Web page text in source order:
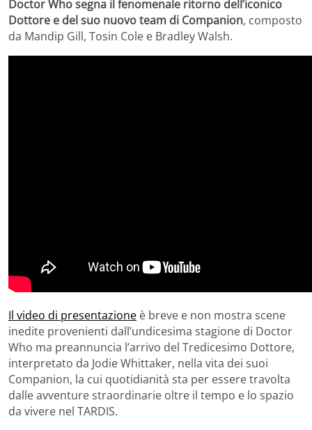
Doctor Who segna il fenomenale ritorno dell’iconico
Dottore e del suo nuovo team di Companion, composto
da Mandip Gill, Tosin Cole e Bradley Walsh.
Il video di presentazione è breve e non mostra scene
inedite provenienti dall’undicesima stagione di Doctor
Who ma preannuncia l’arrivo del Tredicesimo Dottore,
interpretato da Jodie Whittaker, nella vita dei suoi
Companion, la cui quotidianità sta per essere travolta
dalle avventure straordinarie oltre il tempo e lo spazio
da vivere nel TARDIS.